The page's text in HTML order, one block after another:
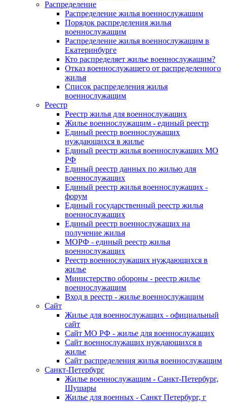
Распределение
Распределение жилья военнослужащим
Порядок распределения жилья
военнослужащим
Распределение жилья военнослужащим в
Екатеринбурге
Кто распределяет жилье военнослужащим?
Отказ военнослужащего от распределенного
жилья
Список распределения жилья
военнослужащим
Реестр
Реестр жилья для военнослужащих
Жилье военнослужащим - единый реестр
Единый реестр военнослужащих
нуждающихся в жилье
Единый реестр жилья военнослужащих МО
РФ
Единый реестр данных по жилью для
военнослужащих
Единый реестр жилья военнослужащих -
форум
Единый государственный реестр жилья
военнослужащих
Единый реестр военнослужащих на
получение жилья
МОРФ - единый реестр жилья
военнослужащих
Реестр военнослужащих нуждающихся в
жилье
Министерство обороны - реестр жилье
военнослужащим
Вход в реестр - жилье военнослужащим
Сайт
Жилье для военнослужащих - официальный
сайт
Сайт МО РФ - жилье для военнослужащих
Сайт военнослужащих нуждающихся в
жилье
Сайт распределения жилья военнослужащим
Санкт-Петербург
Жилье военнослужащим - Санкт-Петербург,
Шушары
Жилье для военных - Санкт Петербург, г